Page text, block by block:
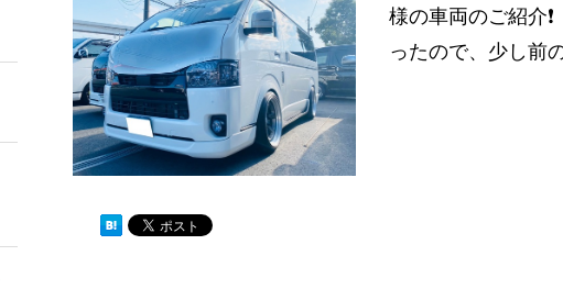
様の車両のご紹介
ったので、少し